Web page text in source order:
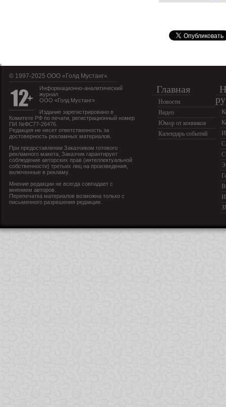
© 1997-2025 OOO «Голд Мустанг»
Информационно-аналитический
журнал
ООО «Голд Мустанг»
Издание зарегистрировано в
Комитете РФ по печати, регистрационный номер
ПИ №ФС77-26476.
Редакция не несет ответственность за
достоверность рекламных материалов.
При предоставлении Заказчиком готового
рекламного макета, Заказчик гарантирует
соблюдение авторских прав (интеллектуальной
собственности) третьих лиц на произведения,
включенные в рекламу.
Мнение редакции не всегда совпадает с
мнением авторов.
Перепечатка материалов возможна только с
письменного разрешения редакции.
Главная
Новости
Видео
Юмор от конников
Календарь событий